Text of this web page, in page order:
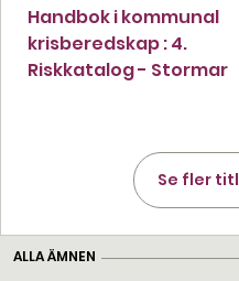
Handbok i kommunal
krisberedskap : 4.
Riskkatalog - Stormar
Se fler
ALLA ÄMNEN